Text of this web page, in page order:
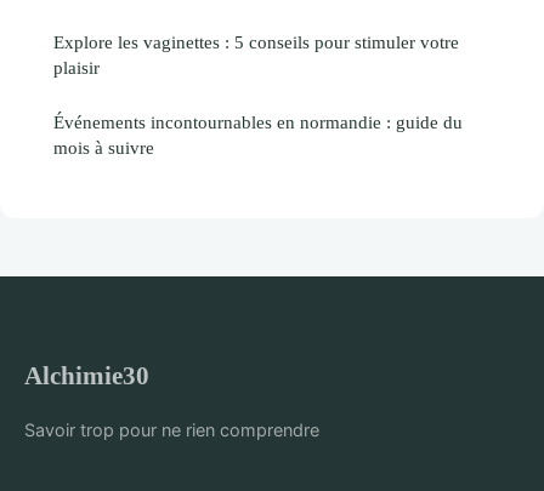
Explore les vaginettes : 5 conseils pour stimuler votre
plaisir
Événements incontournables en normandie : guide du
mois à suivre
Alchimie30
Savoir trop pour ne rien comprendre